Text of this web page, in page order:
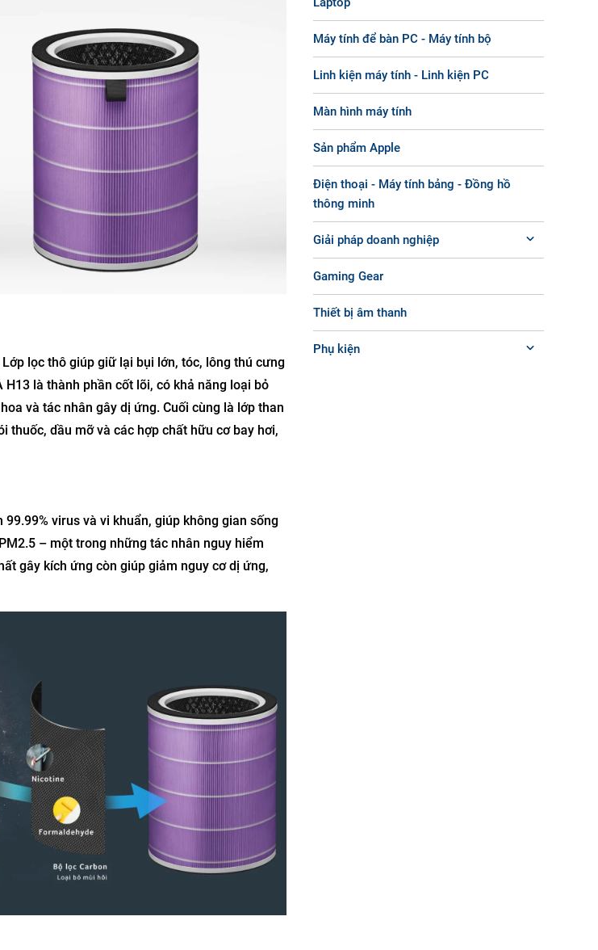
lọc thô giúp giữ lại bụi lớn, tóc, lông thú cưng
là thành phần cốt lõi, có khả năng loại bỏ
và tác nhân gây dị ứng. Cuối cùng là lớp than
dầu mỡ và các hợp chất hữu cơ bay hơi,
virus và vi khuẩn, giúp không gian sống
– một trong những tác nhân nguy hiểm
gây kích ứng còn giúp giảm nguy cơ dị ứng,
Máy tính để bàn PC - Máy tính bộ
Linh kiện máy tính - Linh kiện PC
Màn hình máy tính
Sản phẩm Apple
Điện thoại - Máy tính bảng - Đồng hồ
thông minh
Giải pháp doanh nghiệp
Gaming Gear
Thiết bị âm thanh
Phụ kiện